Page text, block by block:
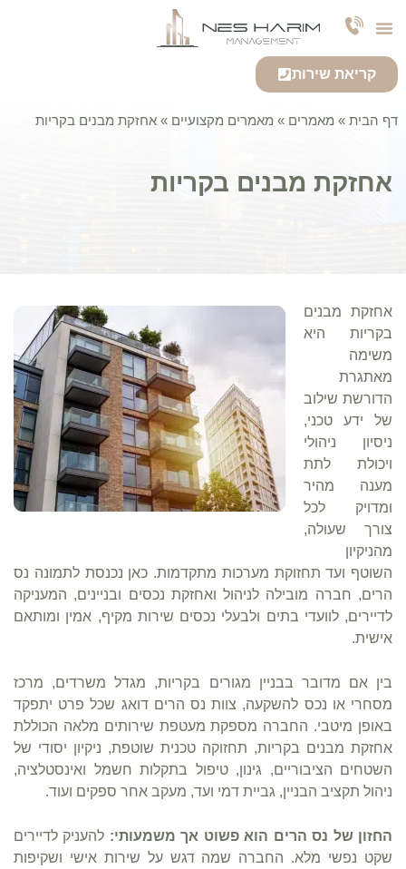
קריאת שירות
דף הבית» מאמרים » מאמרים מקצועיים » אחזקת מבנים בקריות
אחזקת מבנים בקריות
אחזקת מבנים
בקריות היא
משימה
מאתגרת
הדורשת שילוב
של ידע טכני,
ניסיון ניהולי
ויכולת לתת
מענה מהיר
ומדויק לכל
צורך שעולה,
מהניקיון
השוטף ועד תחזוקת מערכות מתקדמות. כאן נכנסת לתמונה נס
הרים, חברה מובילה לניהול ואחזקת נכסים ובניינים, המעניקה
לדיירים, לוועדי בתים ולבעלי נכסים שירות מקיף, אמין ומותאם
אישית.
בין אם מדובר בבניין מגורים בקריות, מגדל משרדים, מרכז
מסחרי או נכס להשקעה, צוות נס הרים דואג שכל פרט יתפקד
באופן מיטבי. החברה מספקת מעטפת שירותים מלאה הכוללת
אחזקת מבנים בקריות, תחזוקה טכנית שוטפת, ניקיון יסודי של
השטחים הציבוריים, גינון, טיפול בתקלות חשמל ואינסטלציה,
ניהול תקציב הבניין, גביית דמי ועד, מעקב אחר ספקים ועוד.
החזון של נס הרים הוא פשוט אך משמעותי: להעניק לדיירים
שקט נפשי מלא. החברה שמה דגש על שירות אישי ושקיפות